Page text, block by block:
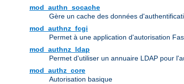
mod_authn_socache
Gère un cache des données
mod_authnz_fcgi
Permet à une application d'autorisation
mod_authnz_ldap
Permet d'utiliser un annuaire LDAP pour
mod_authz_core
Autorisation basique